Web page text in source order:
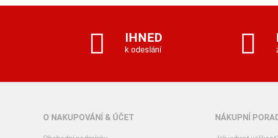
IHNED
k odeslání
O NAKUPOVÁNÍ & ÚČET NÁKUPNÍ